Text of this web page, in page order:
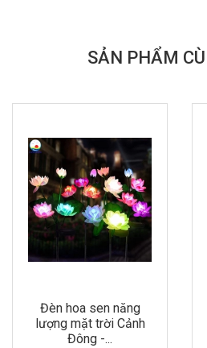
SẢN PHẨM
Đèn hoa sen năng
lượng mặt trời Cảnh
Đông -...